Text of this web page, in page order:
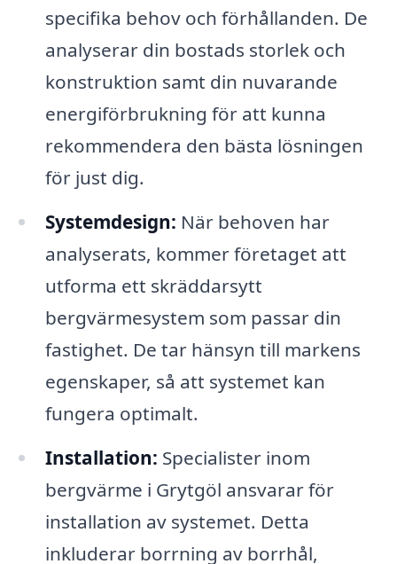
specifika behov och förhållanden. De
analyserar din bostads storlek och
konstruktion samt din nuvarande
energiförbrukning för att kunna
rekommendera den bästa lösningen
för just dig.
Systemdesign: När behoven har
analyserats, kommer företaget att
utforma ett skräddarsytt
bergvärmesystem som passar din
fastighet. De tar hänsyn till markens
egenskaper, så att systemet kan
fungera optimalt.
Installation: Specialister inom
bergvärme i Grytgöl ansvarar för
installation av systemet. Detta
inkluderar borrning av borrhål,